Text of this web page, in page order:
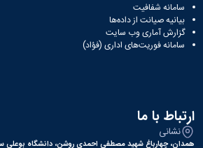
سامانه شفافیت
بیانیه صیانت از داده‌ها
گزارش آماری وب‌ سایت
سامانه فوریت‌های اداری (فؤاد)
ارتباط با ما
نشانی
همدان، چهارباغ شهید مصطفی احمدی روشن، دانشگاه بوعلی